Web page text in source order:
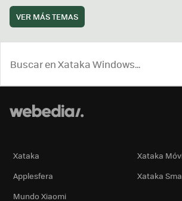
VER MÁS TEMAS
Xataka
Xataka
Applesfera
Xataka
Mundo Xiaomi